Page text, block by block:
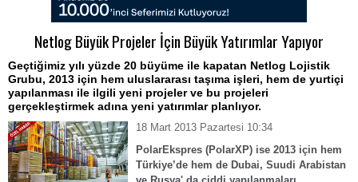
Netlog Büyük Projeler İçin Büyük Yatırımlar Yapıyor
Geçtiğimiz yılı yüzde 20 büyüme ile kapatan Netlog Lojistik
Grubu, 2013 için hem uluslararası taşıma işleri, hem de yurtiçi
yapılanması ile ilgili yeni projeler ve bu projeleri
gerçekleştirmek adına yeni yatırımlar planlıyor.
18 Mart 2013 Pazartesi 10:34
PolarEkspres (PolarXP) ise 2013 için hem
Türkiye’de hem de Dubai, Suudi Arabistan